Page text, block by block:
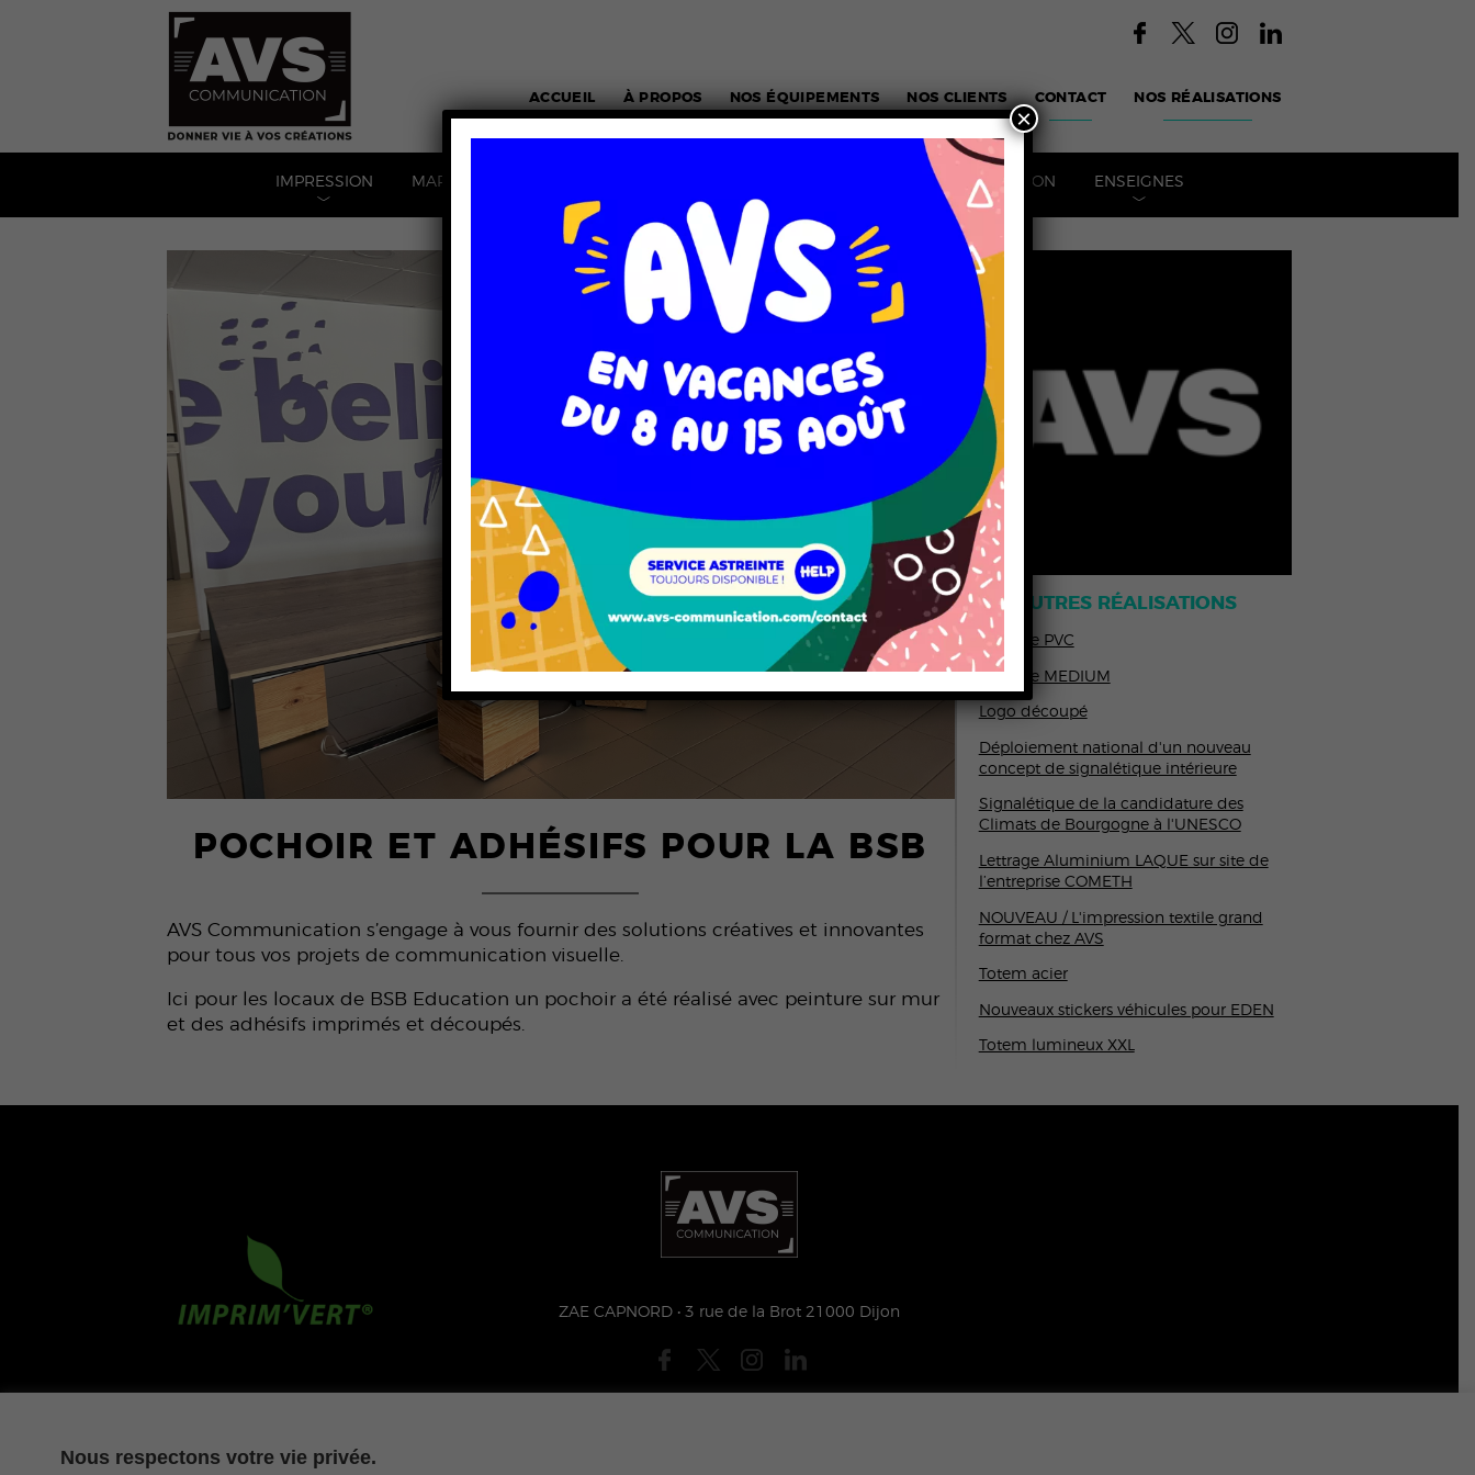
ACCUEIL À PROPOS NOS ÉQUIPEMENTS NOS CLIENTS CONTACT NOS RÉALISATIONS
IMPRESSION MARQUAGE VÉHICULES STAND & SYSTÈMES D’EXPOSITION ENSEIGNES
POCHOIR ET ADHÉSIFS POUR LA BSB
AVS Communication s’engage à vous fournir des solutions créatives et innovantes
pour tous vos projets de communication visuelle.
Ici pour les locaux de BSB Education un pochoir a été réalisé avec peinture sur mur
et des adhésifs imprimés et découpés.
NOS AUTRES RÉALISATIONS
Lettrage PVC
Lettrage MEDIUM
Logo découpé
Déploiement national d'un nouveau
concept de signalétique intérieure
Signalétique de la candidature des
Climats de Bourgogne à l'UNESCO
Lettrage Aluminium LAQUE sur site de
l’entreprise COMETH
NOUVEAU / L'impression textile grand
format chez AVS
Totem acier
Nouveaux stickers véhicules pour EDEN
Totem lumineux XXL
ZAE CAPNORD • 3 rue de la Brot 21000 Dijon
Nous respectons votre vie privée.
×